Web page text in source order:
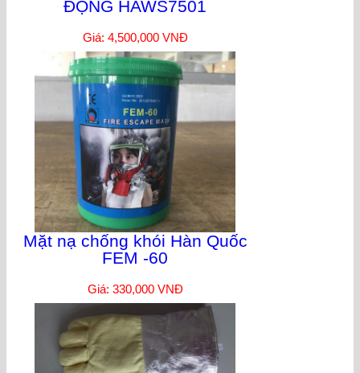
ĐỘNG HAWS7501
Giá: 4,500,000 VNĐ
Mặt nạ chống khói Hàn Quốc
FEM -60
Giá: 330,000 VNĐ